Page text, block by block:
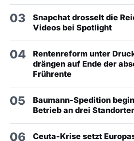
03
Snapchat drosselt die
Videos bei Spotlight
04
Rentenreform unter
drängen auf Ende der
Frührente
05
Baumann-Spedition
Betrieb an drei
06
Ceuta-Krise setzt